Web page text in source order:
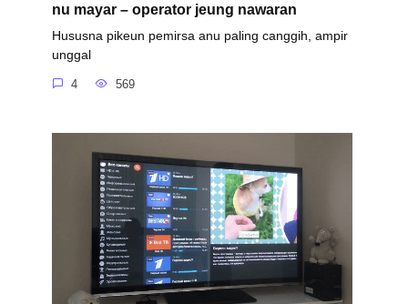
nu mayar – operator jeung nawaran
Hususna pikeun pemirsa anu paling canggih, ampir
unggal
4 569